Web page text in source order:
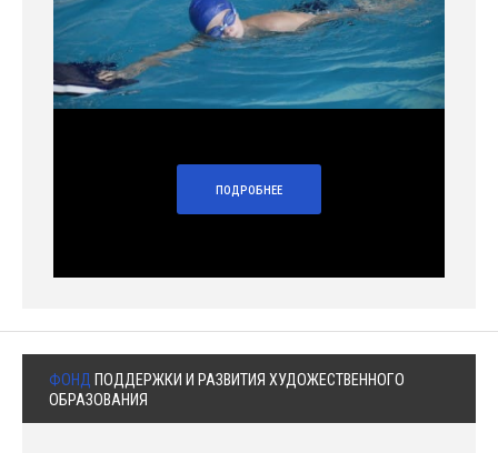
ПОДРОБНЕЕ
ФОНД ПОДДЕРЖКИ И РАЗВИТИЯ ХУДОЖЕСТВЕННОГО
ОБРАЗОВАНИЯ